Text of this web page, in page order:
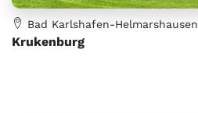
Bad Karlshafen-Helmarshausen
Krukenburg